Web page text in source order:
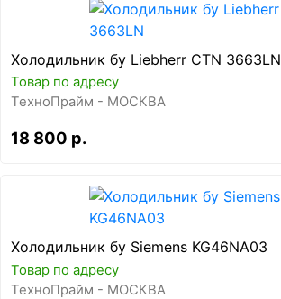
Холодильник бу Liebherr CTN 3663LN
Товар по адресу
ТехноПрайм - МОСКВА
18 800 р.
Холодильник бу Siemens KG46NA03
Товар по адресу
ТехноПрайм - МОСКВА